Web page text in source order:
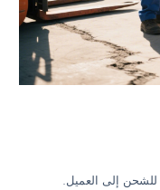
للشحن إلى العميل.